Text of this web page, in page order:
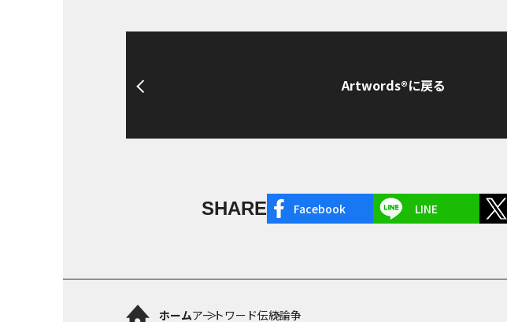
Artwords®に戻る
SHARE Facebook LINE
ホームアートワード伝統論争